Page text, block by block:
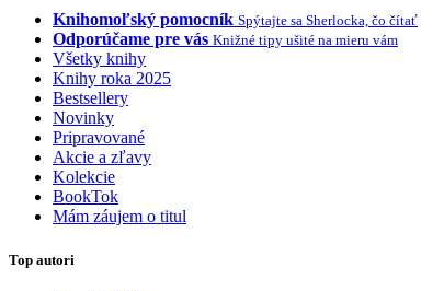
Knihomoľský pomocník Spýtajte sa Sherlocka, čo čítať
Odporúčame pre vás Knižné tipy ušité na mieru vám
Všetky knihy
Knihy roka 2025
Bestsellery
Novinky
Pripravované
Akcie a zľavy
Kolekcie
BookTok
Mám záujem o titul
Top autori